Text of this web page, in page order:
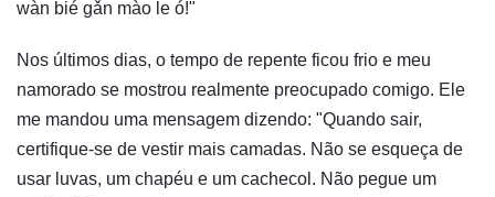
wàn bié gǎn mào le ó!"
Nos últimos dias, o tempo de repente ficou frio e meu
namorado se mostrou realmente preocupado comigo. Ele
me mandou uma mensagem dizendo: "Quando sair,
certifique-se de vestir mais camadas. Não se esqueça de
usar luvas, um chapéu e um cachecol. Não pegue um